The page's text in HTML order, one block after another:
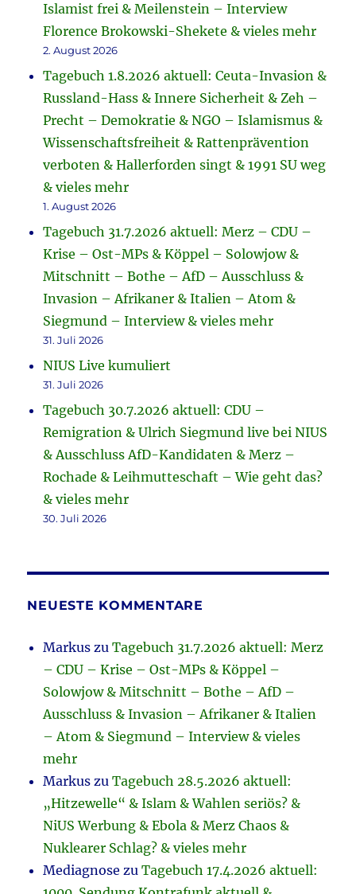
Islamist frei & Meilenstein – Interview
Florence Brokowski-Shekete & vieles mehr
2. August 2026
Tagebuch 1.8.2026 aktuell: Ceuta-Invasion &
Russland-Hass & Innere Sicherheit & Zeh –
Precht – Demokratie & NGO – Islamismus &
Wissenschaftsfreiheit & Rattenprävention
verboten & Hallerforden singt & 1991 SU weg
& vieles mehr
1. August 2026
Tagebuch 31.7.2026 aktuell: Merz – CDU –
Krise – Ost-MPs & Köppel – Solowjow &
Mitschnitt – Bothe – AfD – Ausschluss &
Invasion – Afrikaner & Italien – Atom &
Siegmund – Interview & vieles mehr
31. Juli 2026
NIUS Live kumuliert
31. Juli 2026
Tagebuch 30.7.2026 aktuell: CDU –
Remigration & Ulrich Siegmund live bei NIUS
& Ausschluss AfD-Kandidaten & Merz –
Rochade & Leihmutteschaft – Wie geht das?
& vieles mehr
30. Juli 2026
NEUESTE KOMMENTARE
Markus zuTagebuch 31.7.2026 aktuell: Merz
– CDU – Krise – Ost-MPs & Köppel –
Solowjow & Mitschnitt – Bothe – AfD –
Ausschluss & Invasion – Afrikaner & Italien
– Atom & Siegmund – Interview & vieles
mehr
Markus zuTagebuch 28.5.2026 aktuell:
„Hitzewelle“ & Islam & Wahlen seriös? &
NiUS Werbung & Ebola & Merz Chaos &
Nuklearer Schlag? & vieles mehr
Mediagnose zuTagebuch 17.4.2026 aktuell: